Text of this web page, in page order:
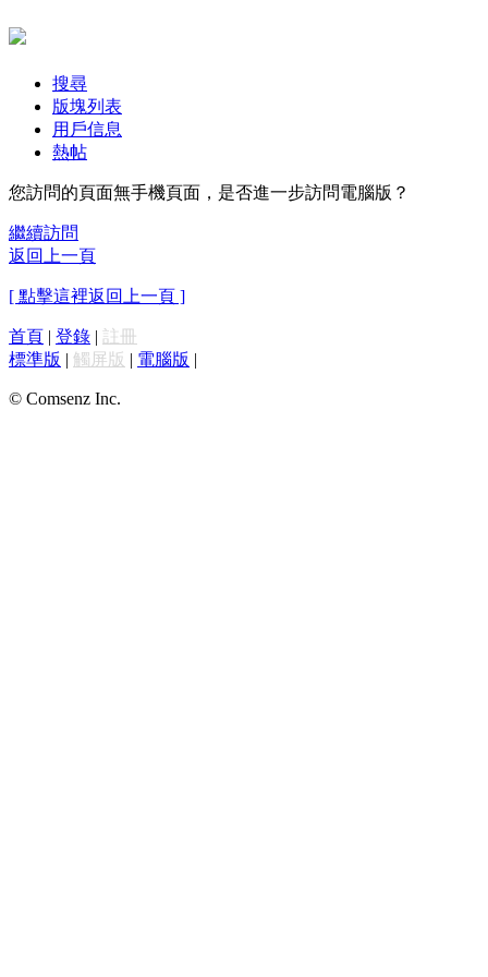
搜尋
版塊列表
用戶信息
熱帖
您訪問的頁面無手機頁面，是否進一步訪問電腦版？
繼續訪問
返回上一頁
[ 點擊這裡返回上一頁 ]
首頁 | 登錄 | 註冊
標準版 | 觸屏版 | 電腦版 |
© Comsenz Inc.